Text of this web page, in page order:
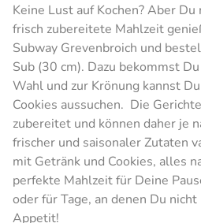
Keine Lust auf Kochen? Aber
frisch zubereitete Mahlzeit
Subway Grevenbroich und
Sub (30 cm). Dazu bekommst
Wahl und zur Krönung kannst
Cookies aussuchen. Die
zubereitet und können daher je
frischer und saisonaler Zutaten
mit Getränk und Cookies, alles
perfekte Mahlzeit für Deine
oder für Tage, an denen Du
Appetit!